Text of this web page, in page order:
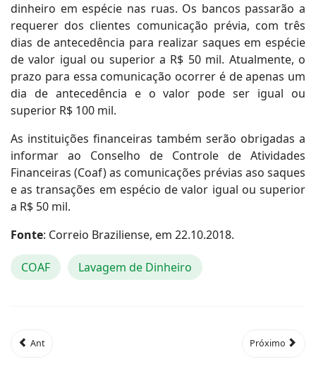
dinheiro em espécie nas ruas. Os bancos passarão a
requerer dos clientes comunicação prévia, com três
dias de antecedência para realizar saques em espécie
de valor igual ou superior a R$ 50 mil. Atualmente, o
prazo para essa comunicação ocorrer é de apenas um
dia de antecedência e o valor pode ser igual ou
superior R$ 100 mil.
As instituições financeiras também serão obrigadas a
informar ao Conselho de Controle de Atividades
Financeiras (Coaf) as comunicações prévias aso saques
e as transações em espécio de valor igual ou superior
a R$ 50 mil.
Fonte: Correio Braziliense, em 22.10.2018.
COAF Lavagem de Dinheiro
Ant Próximo